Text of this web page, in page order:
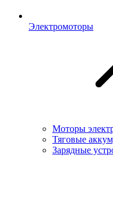
Электромоторы
Моторы
Тяговые
Зарядные